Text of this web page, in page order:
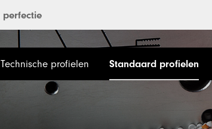
perfectie
Technische profielen Standaard profielen